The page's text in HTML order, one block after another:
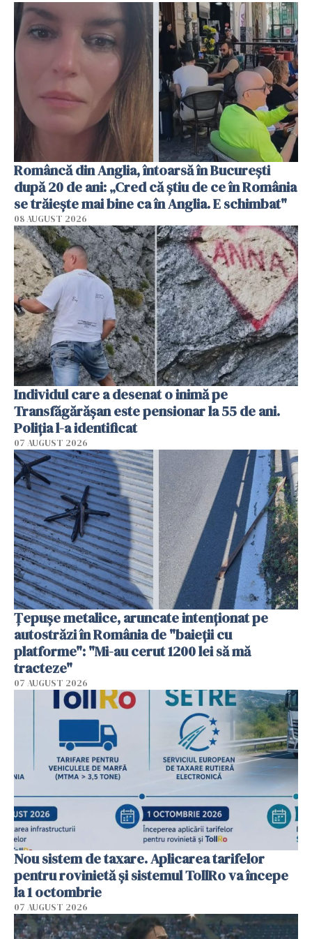
Româncă din Anglia, întoarsă în București
după 20 de ani: „Cred că știu de ce în România
se trăiește mai bine ca în Anglia. E schimbat"
08 AUGUST 2026
Individul care a desenat o inimă pe
Transfăgărășan este pensionar la 55 de ani.
Poliția l-a identificat
07 AUGUST 2026
Țepușe metalice, aruncate intenționat pe
autostrăzi în România de "baieții cu
platforme": "Mi-au cerut 1200 lei să mă
tracteze"
07 AUGUST 2026
Nou sistem de taxare. Aplicarea tarifelor
pentru rovinietă şi sistemul TollRo va începe
la 1 octombrie
07 AUGUST 2026